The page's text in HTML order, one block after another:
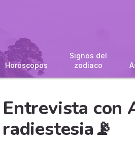
Horóscopos
Signos del
zodiaco
Entrevista con
radiestesia📡